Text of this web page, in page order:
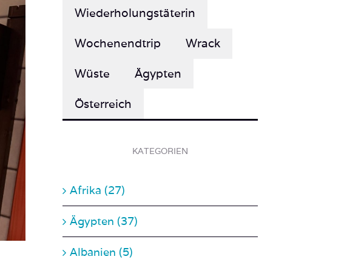
Wochenendtrip Wrack
Wüste Ägypten
Österreich
Ägypten (37)
Albanien (5)
An Land (51)